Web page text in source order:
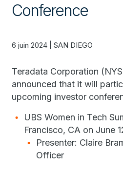
Conference
6 juin 2024 | SAN DIEGO
Teradata Corporation
announced that it will
upcoming investor
UBS Women in Tech
Francisco, CA on June
Presenter: Claire
Officer